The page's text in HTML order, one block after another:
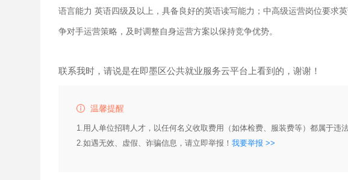
语言能力 英语四级及以上，具备良好的英语读写能力；中高级运营岗位要求
争对手运营策略，及时调整自身运营方案以保持竞争优势。
联系我时，请说是在即墨区公共就业服务云平台上看到的，谢谢！
温馨提醒
1.用人单位招聘人才，以任何名义收取费用（如体检费、服装费等）都属于违
2.如遇无效、虚假、诈骗信息，请立即举报！我要举报 >>